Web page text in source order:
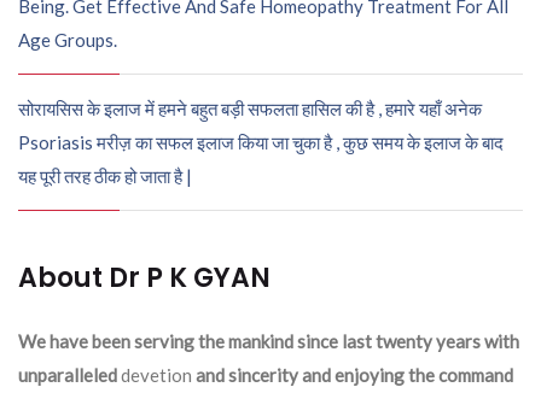
Being. Get Effective And Safe Homeopathy Treatment For All
Age Groups.
सोरायसिस के इलाज में हमने बहुत बड़ी सफलता हासिल की है , हमारे यहाँ अनेक
Psoriasis मरीज़ का सफल इलाज किया जा चुका है , कुछ समय के इलाज के बाद
यह पूरी तरह ठीक हो जाता है |
About Dr P K GYAN
We have been serving the mankind since last twenty years with
unparalleleddevetion and sincerity and enjoying the command